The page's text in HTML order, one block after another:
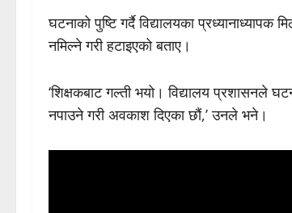
घटनाको पुष्टि गर्दै विद्यालयका प्रध्यानाध्यापक
नमिल्ने गरी हटाइएको बताए।
‘शिक्षकबाट गल्ती भयो। विद्यालय प्रशासनले
नपाउने गरी अवकाश दिएका छौं,’ उनले भने।